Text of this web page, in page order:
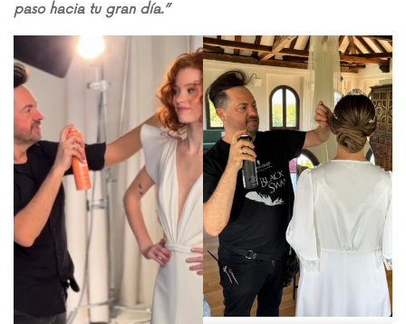
paso hacia tu gran día.”